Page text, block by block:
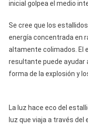
inicial golpea el medio
Se cree que los
energía concentrada en
altamente colimados. El
resultante puede ayudar
forma de la explosión y
La luz hace eco del
luz que viaja a través del